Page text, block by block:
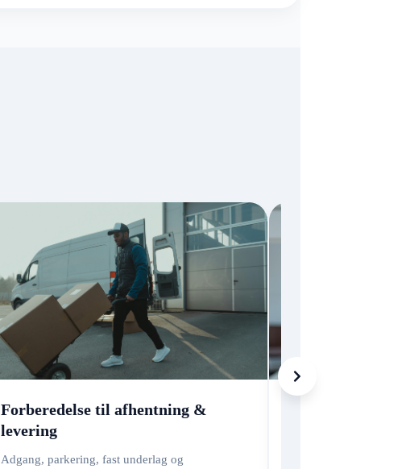
Forberedelse til afhentning &
levering
Adgang, parkering, fast underlag og